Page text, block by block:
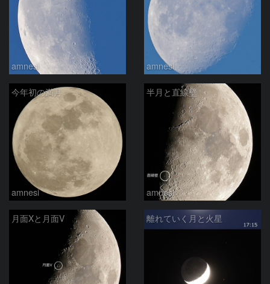
amnesi amnesi
今年初の満月
amnesi
半月と直線壁
amnesi
月面Xと月面V 離れていく月と火星